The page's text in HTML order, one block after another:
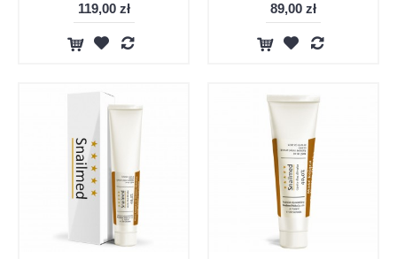
119,00 zł 89,00 zł